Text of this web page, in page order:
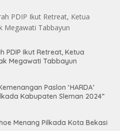
PDIP Ikut Retreat, Ketua
Megawati Tabbayun
Paslon ‘HARDA’
Kabupaten Sleman 2024”
Menang Pilkada Kota Bekasi